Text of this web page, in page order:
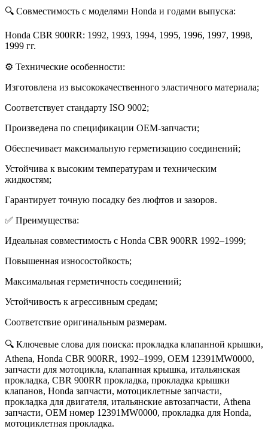
🔍 Совместимость с моделями Honda и годами выпуска:
Honda CBR 900RR: 1992, 1993, 1994, 1995, 1996, 1997, 1998,
1999 гг.
⚙️ Технические особенности:
Изготовлена из высококачественного эластичного материала;
Соответствует стандарту ISO 9002;
Произведена по спецификации OEM-запчасти;
Обеспечивает максимальную герметизацию соединений;
Устойчива к высоким температурам и техническим
жидкостям;
Гарантирует точную посадку без люфтов и зазоров.
✅ Преимущества:
Идеальная совместимость с Honda CBR 900RR 1992–1999;
Повышенная износостойкость;
Максимальная герметичность соединений;
Устойчивость к агрессивным средам;
Соответствие оригинальным размерам.
🔍 Ключевые слова для поиска: прокладка клапанной крышки,
Athena, Honda CBR 900RR, 1992–1999, OEM 12391MW0000,
запчасти для мотоцикла, клапанная крышка, итальянская
прокладка, CBR 900RR прокладка, прокладка крышки
клапанов, Honda запчасти, мотоциклетные запчасти,
прокладка для двигателя, итальянские автозапчасти, Athena
запчасти, OEM номер 12391MW0000, прокладка для Honda,
мотоциклетная прокладка.